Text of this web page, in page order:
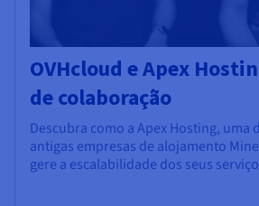
OVHcloud e Apex
de colaboração
Descubra como a Apex Hosting, uma
antigas empresas de alojamento
gere a escalabilidade dos seus